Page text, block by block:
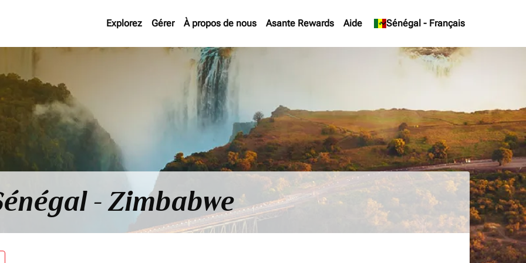
Explorez Gérer À propos de nous Asante Rewards Aide Sénégal - Français
keyboard_arrow_down
- Zimbabwe